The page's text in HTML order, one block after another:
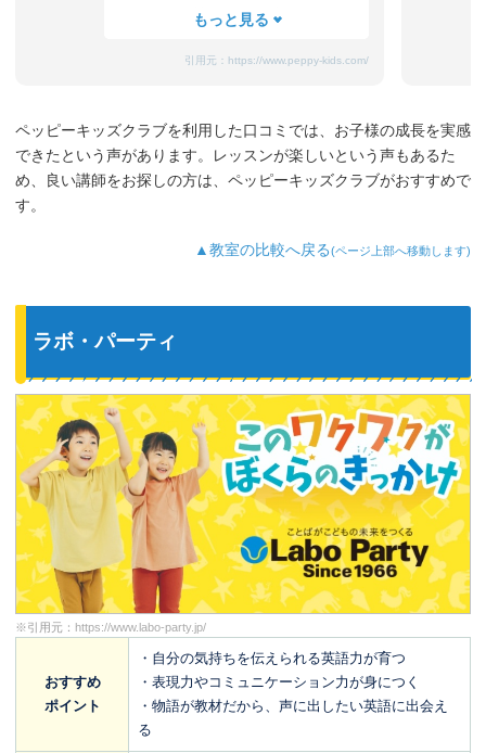
たまにママと離れるときに嫌がることも
れ、お迎えのときはいつも笑顔です。
3歳児を飽きさせない充実したレッスンだ
と思います。うちの子は特に歌やダンス
が好きなようで、よく「Hello～♪」と歌
ど、色んなものを英語で教えてくれるよ
うになり、英語が身についてきているの
引用元： https://www.peppy-kids.com/
ペッピーキッズクラブを利用した口コミでは、お子様の成長を実感
できたという声があります。レッスンが楽しいという声もあるた
め、良い講師をお探しの方は、ペッピーキッズクラブがおすすめで
す。
▲教室の比較へ戻る(ページ上部へ移動します)
ラボ・パーティ
※引用元： https://www.labo-party.jp/
おすすめ
ポイント
・自分の気持ちを伝えられる英語力が育つ
・表現力やコミュニケーション力が身につく
・物語が教材だから、声に出したい英語に出会え
る